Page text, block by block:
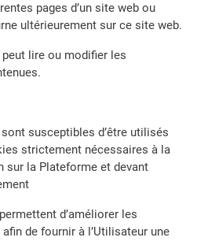
pages d’un site web ou
ultérieurement sur ce site web.
peut lire ou modifier les
susceptibles d’être utilisés
strictement nécessaires à la
sur la Plateforme et devant
d’améliorer les
de fournir à l’Utilisateur une